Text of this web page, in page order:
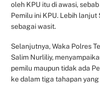
oleh KPU itu di awasi,
Pemilu ini KPU. Lebih
sebagai wasit.
Selanjutnya, Waka Polres
Salim Nurliliy,
pemilu maupun tidak ada
ke dalam tiga tahapan